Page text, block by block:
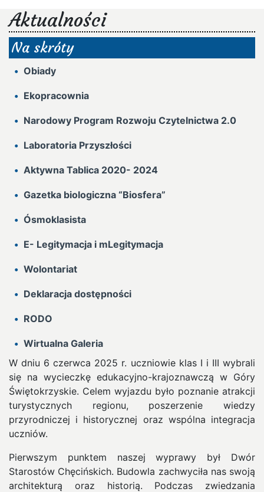
Aktualności
Na skróty
Obiady
Ekopracownia
Narodowy Program Rozwoju Czytelnictwa 2.0
Laboratoria Przyszłości
Aktywna Tablica 2020- 2024
Gazetka biologiczna “Biosfera”
Ósmoklasista
E- Legitymacja i mLegitymacja
Wolontariat
Deklaracja dostępności
RODO
Wirtualna Galeria
W dniu 6 czerwca 2025 r. uczniowie klas I i III wybrali
się na wycieczkę edukacyjno-krajoznawczą w Góry
Świętokrzyskie. Celem wyjazdu było poznanie atrakcji
turystycznych regionu, poszerzenie wiedzy
przyrodniczej i historycznej oraz wspólna integracja
uczniów.
Pierwszym punktem naszej wyprawy był Dwór
Starostów Chęcińskich. Budowla zachwyciła nas swoją
architekturą oraz historią. Podczas zwiedzania